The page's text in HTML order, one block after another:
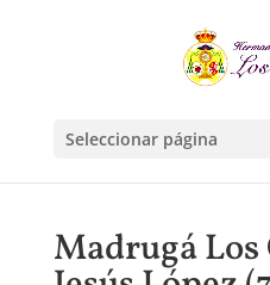
Seleccionar página
Madrugá